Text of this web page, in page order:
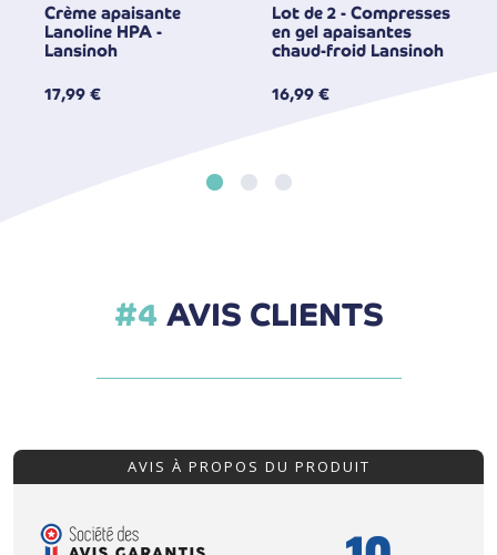
Crème apaisante
Lanoline HPA -
Lansinoh
17,99 €
Lot de 2 - Compresses
en gel apaisantes
chaud-froid Lansinoh
16,99 €
AVIS CLIENTS
AVIS À PROPOS DU PRODUIT